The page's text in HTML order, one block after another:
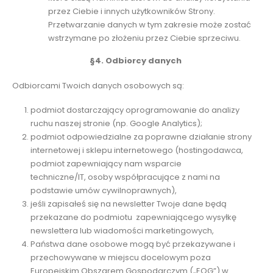
przez Ciebie i innych użytkowników Strony.
Przetwarzanie danych w tym zakresie może zostać
wstrzymane po złożeniu przez Ciebie sprzeciwu.
§4. Odbiorcy danych
Odbiorcami Twoich danych osobowych są:
podmiot dostarczający oprogramowanie do analizy
ruchu naszej stronie (np. Google Analytics);
podmiot odpowiedzialne za poprawne działanie strony
internetowej i sklepu internetowego (hostingodawca,
podmiot zapewniający nam wsparcie
techniczne/IT, osoby współpracujące z nami na
podstawie umów cywilnoprawnych),
jeśli zapisałeś się na newsletter Twoje dane będą
przekazane do podmiotu zapewniającego wysyłkę
newslettera lub wiadomości marketingowych,
Państwa dane osobowe mogą być przekazywane i
przechowywane w miejscu docelowym poza